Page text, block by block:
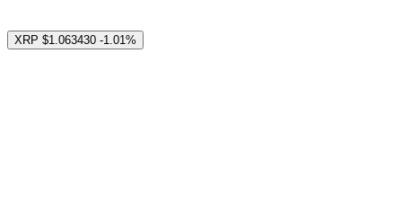
XRP $1.063430 -1.01%